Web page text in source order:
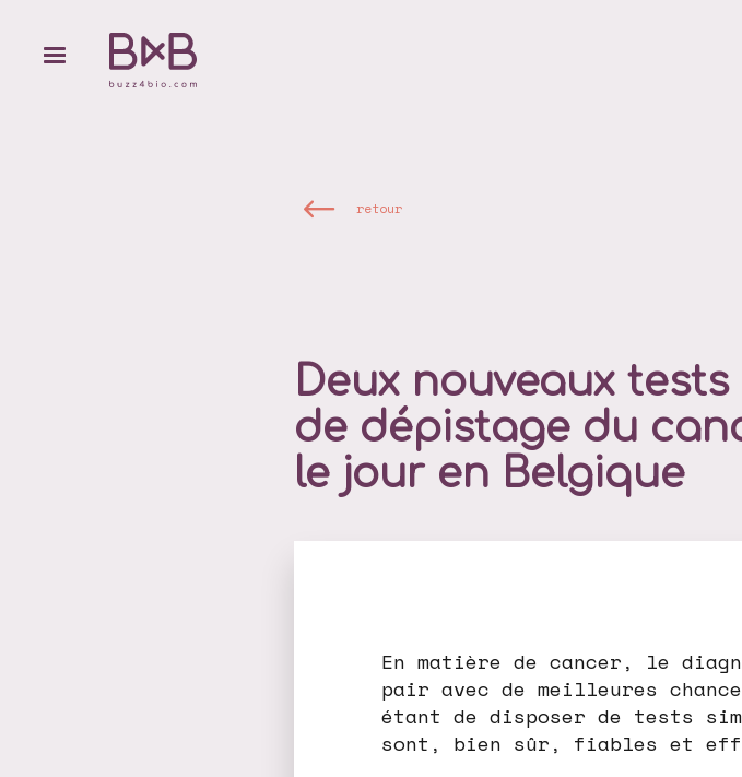
retour
Deux nouveaux
de dépistage du
le jour en Belgique
En matière de cancer, le
pair avec de meilleures
étant de disposer de tests
sont, bien sûr, fiables et